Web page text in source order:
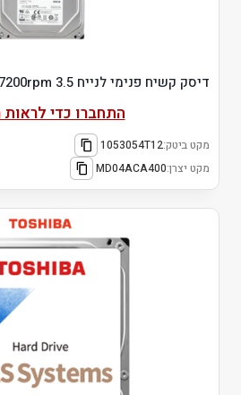
דיסק קשיח פנימי לנייח 3.5 Toshiba 4TB 128MB 7200rpm
התחברו כדי לראות
מקט ביטק:1053054T12
מקט יצרן:MD04ACA400